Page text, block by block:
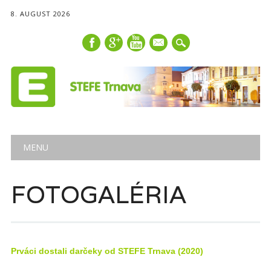
8. AUGUST 2026
mail
Main menu
MENU
FOTOGALÉRIA
Prváci dostali darčeky od STEFE Trnava (2020)